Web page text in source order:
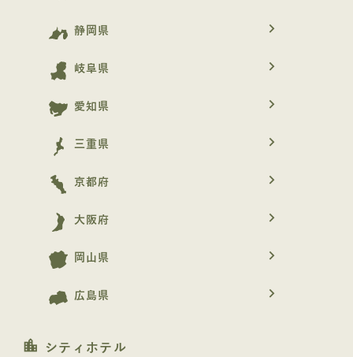
静岡県 navigate_next
岐阜県 navigate_next
愛知県 navigate_next
三重県 navigate_next
京都府 navigate_next
大阪府 navigate_next
岡山県 navigate_next
広島県 navigate_next
location_city シティホテル